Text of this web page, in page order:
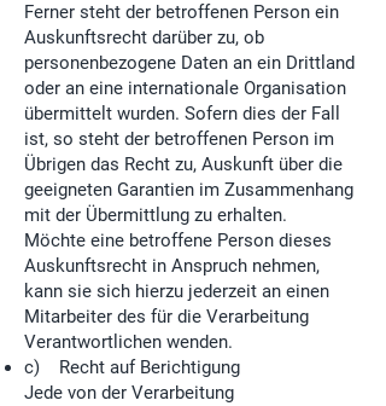
Ferner steht der betroffenen Person ein
Auskunftsrecht darüber zu, ob
personenbezogene Daten an ein Drittland
oder an eine internationale Organisation
übermittelt wurden. Sofern dies der Fall
ist, so steht der betroffenen Person im
Übrigen das Recht zu, Auskunft über die
geeigneten Garantien im Zusammenhang
mit der Übermittlung zu erhalten.
Möchte eine betroffene Person dieses
Auskunftsrecht in Anspruch nehmen,
kann sie sich hierzu jederzeit an einen
Mitarbeiter des für die Verarbeitung
Verantwortlichen wenden.
c) Recht auf Berichtigung
Jede von der Verarbeitung